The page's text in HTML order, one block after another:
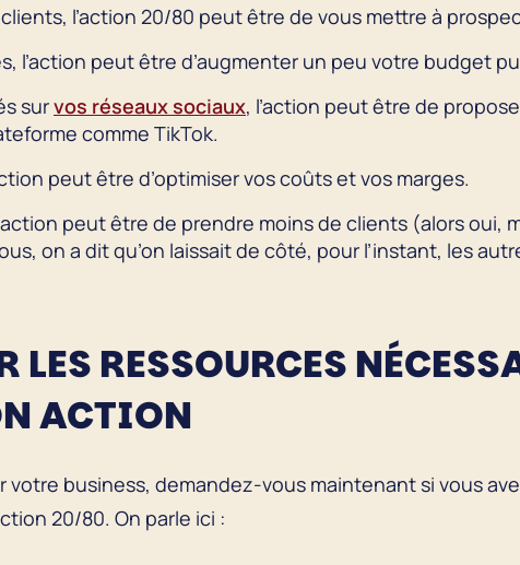
l’action 20/80 peut être de vous mettre à
l’action peut être d’augmenter un peu votre budget
survos réseaux sociaux, l’action peut être de
comme TikTok.
peut être d’optimiser vos coûts et vos marges.
peut être de prendre moins de clients (alors oui,
on a dit qu’on laissait de côté, pour l’instant, les
RESSOURCES
ACTION
votre business, demandez-vous maintenant si vous
20/80. On parle ici :